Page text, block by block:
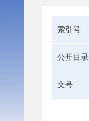
索引号
公开目录
文号